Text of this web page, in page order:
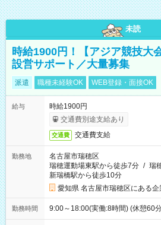
未読
時給1900円！【アジア競技大
設営サポート／大量募集
派遣 職種未経験OK WEB登録・面接OK
給与
時給1900円
交通費別途支給あり
交通費 交通費支給
勤務地
名古屋市瑞穂区
瑞穂運動場東駅から徒歩7分 / 瑞
新瑞橋駅から徒歩10分
愛知県 名古屋市瑞穂区にある企
勤務時間 9:00～18:00(実働:8時間) (休憩60